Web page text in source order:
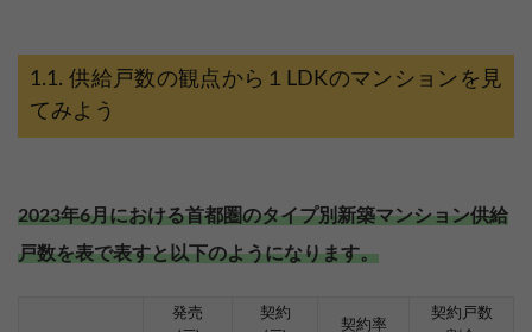
供給戸数の観点から１LDKのマンションを見
てみよう
2023年6月における首都圏のタイプ別新築マンション供給
戸数を表で表すと以下のようになります。
発売
契約
契約率
契約戸数